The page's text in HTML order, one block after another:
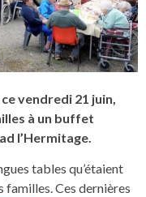
vendredi 21 juin,
à un buffet
l’Hermitage.
tables qu’étaient
familles.Ces dernières